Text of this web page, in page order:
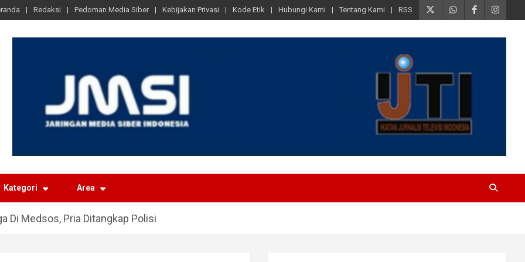
Redaksi Pedoman Media Siber Kebijakan Privasi Kode Etik Hubungi Kami Tentang Kami RSS
Kategori Area
Di Medsos, Pria Ditangkap Polisi